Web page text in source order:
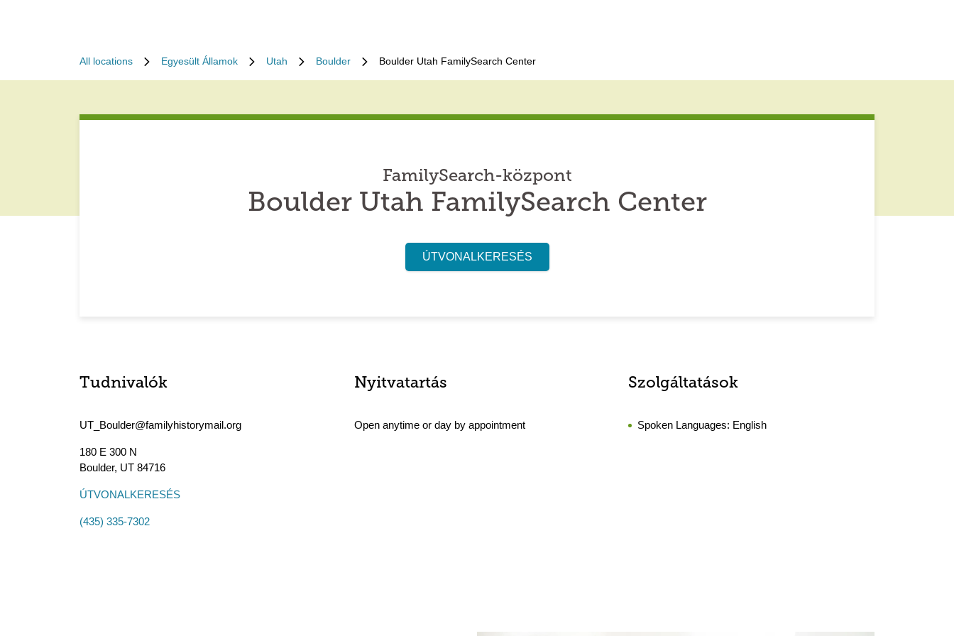
All locations Egyesült Államok Utah Boulder Boulder Utah FamilySearch Center
FamilySearch-központ
Boulder Utah FamilySearch Center
ÚTVONALKERESÉS
Tudnivalók
UT_Boulder@familyhistorymail.org
180 E 300 N
Boulder, UT 84716
ÚTVONALKERESÉS
(435) 335-7302
Nyitvatartás
Open anytime or day by appointment
Szolgáltatások
Spoken Languages: English